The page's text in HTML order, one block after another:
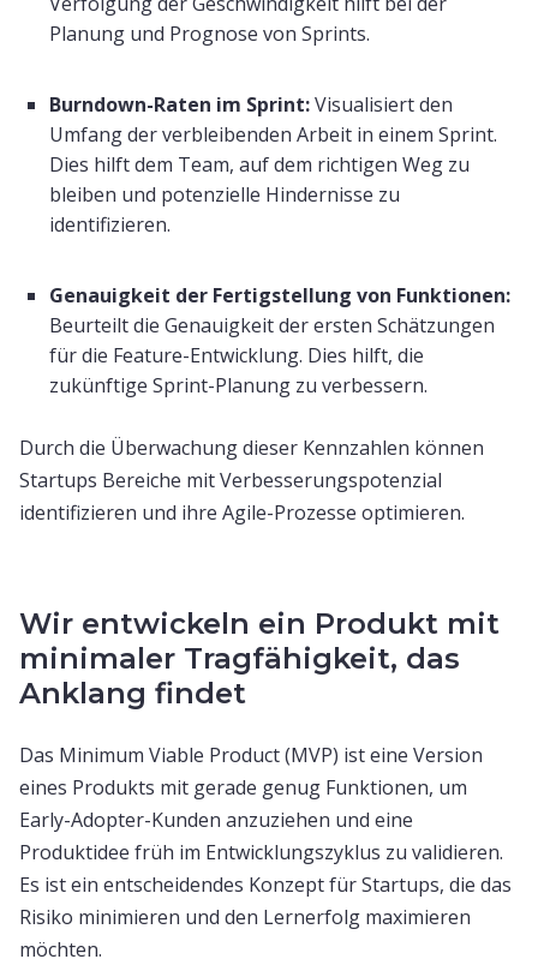
Planung und Prognose von Sprints.
Burndown-Raten im Sprint:Visualisiert den
Umfang der verbleibenden Arbeit in einem Sprint.
Dies hilft dem Team, auf dem richtigen Weg zu
bleiben und potenzielle Hindernisse zu
identifizieren.
Genauigkeit der Fertigstellung von Funktionen:
Beurteilt die Genauigkeit der ersten Schätzungen
für die Feature-Entwicklung. Dies hilft, die
zukünftige Sprint-Planung zu verbessern.
Durch die Überwachung dieser Kennzahlen können
Startups Bereiche mit Verbesserungspotenzial
identifizieren und ihre Agile-Prozesse optimieren.
Wir entwickeln ein Produkt mit
minimaler Tragfähigkeit, das
Anklang findet
Das Minimum Viable Product (MVP) ist eine Version
eines Produkts mit gerade genug Funktionen, um
Early-Adopter-Kunden anzuziehen und eine
Produktidee früh im Entwicklungszyklus zu validieren.
Es ist ein entscheidendes Konzept für Startups, die das
Risiko minimieren und den Lernerfolg maximieren
möchten.